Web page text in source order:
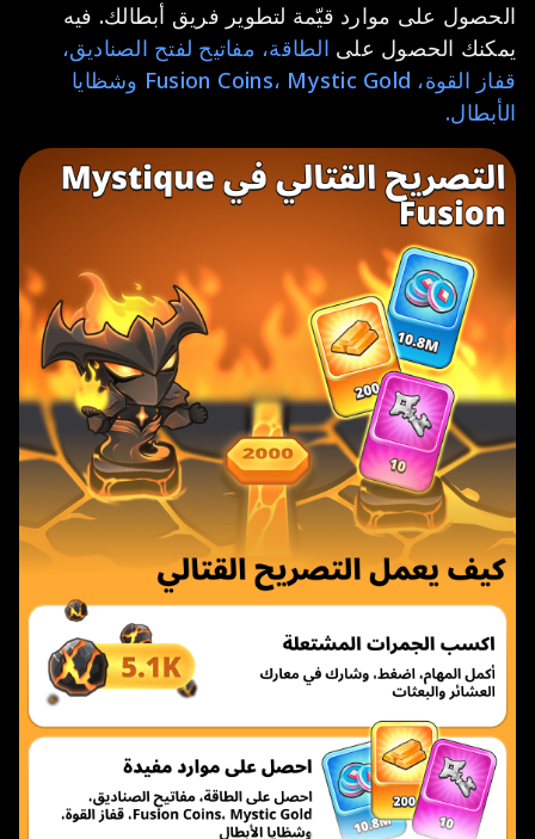
الحصول على موارد قيّمة لتطوير فريق أبطالك. فيه
يمكنك الحصول على الطاقة، مفاتيح لفتح الصناديق،
قفاز القوة، Fusion Coins، Mystic Gold وشظايا
الأبطال.